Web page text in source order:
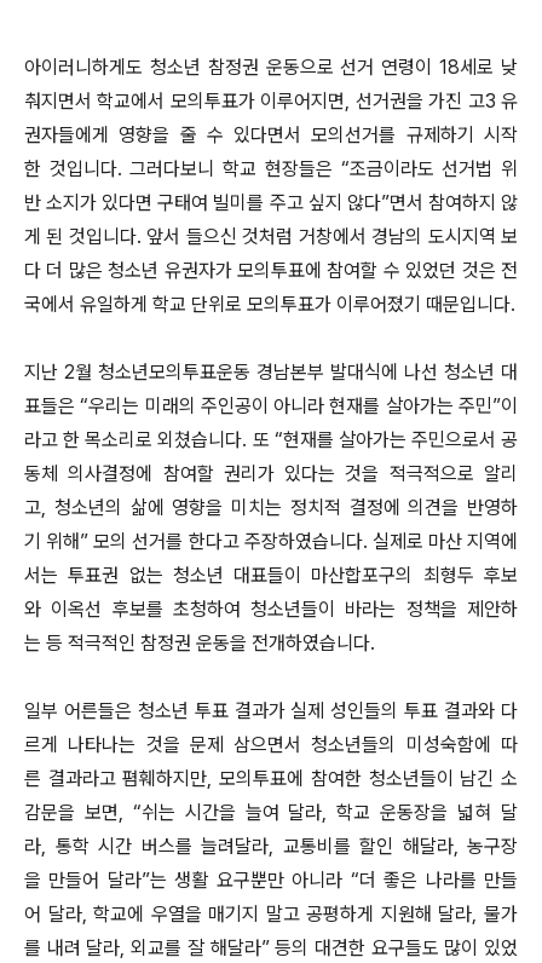
아이러니하게도 청소년 참정권 운동으로 선거 연령이 18세로 낮
춰지면서 학교에서 모의투표가 이루어지면, 선거권을 가진 고3 유
권자들에게 영향을 줄 수 있다면서 모의선거를 규제하기 시작
한 것입니다. 그러다보니 학교 현장들은 “조금이라도 선거법 위
반 소지가 있다면 구태여 빌미를 주고 싶지 않다”면서 참여하지 않
게 된 것입니다. 앞서 들으신 것처럼 거창에서 경남의 도시지역 보
다 더 많은 청소년 유권자가 모의투표에 참여할 수 있었던 것은 전
국에서 유일하게 학교 단위로 모의투표가 이루어졌기 때문입니다.
지난 2월 청소년모의투표운동 경남본부 발대식에 나선 청소년 대
표들은 “우리는 미래의 주인공이 아니라 현재를 살아가는 주민”이
라고 한 목소리로 외쳤습니다. 또 “현재를 살아가는 주민으로서 공
동체 의사결정에 참여할 권리가 있다는 것을 적극적으로 알리
고, 청소년의 삶에 영향을 미치는 정치적 결정에 의견을 반영하
기 위해” 모의 선거를 한다고 주장하였습니다. 실제로 마산 지역에
서는 투표권 없는 청소년 대표들이 마산합포구의 최형두 후보
와 이옥선 후보를 초청하여 청소년들이 바라는 정책을 제안하
는 등 적극적인 참정권 운동을 전개하였습니다.
일부 어른들은 청소년 투표 결과가 실제 성인들의 투표 결과와 다
르게 나타나는 것을 문제 삼으면서 청소년들의 미성숙함에 따
른 결과라고 폄훼하지만, 모의투표에 참여한 청소년들이 남긴 소
감문을 보면, “쉬는 시간을 늘여 달라, 학교 운동장을 넓혀 달
라, 통학 시간 버스를 늘려달라, 교통비를 할인 해달라, 농구장
을 만들어 달라”는 생활 요구뿐만 아니라 “더 좋은 나라를 만들
어 달라, 학교에 우열을 매기지 말고 공평하게 지원해 달라, 물가
를 내려 달라, 외교를 잘 해달라” 등의 대견한 요구들도 많이 있었